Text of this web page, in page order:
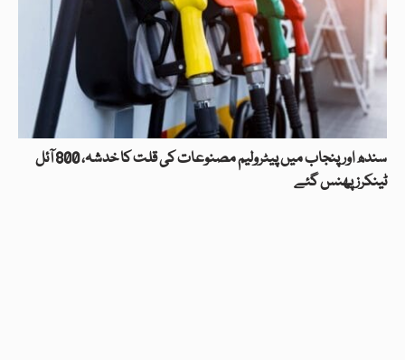
سندھ اور پنجاب میں پیٹرولیم مصنوعات کی قلت کا خدشہ، 800 آئل
ٹینکرز پھنس گئے